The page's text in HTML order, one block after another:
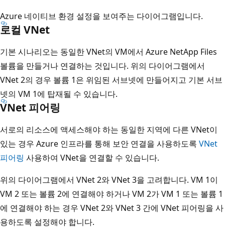
Azure 네이티브 환경 설정을 보여주는 다이어그램입니다.
로컬 VNet
기본 시나리오는 동일한 VNet의 VM에서 Azure NetApp Files
볼륨을 만들거나 연결하는 것입니다. 위의 다이어그램에서
VNet 2의 경우 볼륨 1은 위임된 서브넷에 만들어지고 기본 서브
넷의 VM 1에 탑재될 수 있습니다.
VNet 피어링
서로의 리소스에 액세스해야 하는 동일한 지역에 다른 VNet이
있는 경우 Azure 인프라를 통해 보안 연결을 사용하도록 VNet
피어링 사용하여 VNet을 연결할 수 있습니다.
위의 다이어그램에서 VNet 2와 VNet 3을 고려합니다. VM 1이
VM 2 또는 볼륨 2에 연결해야 하거나 VM 2가 VM 1 또는 볼륨 1
에 연결해야 하는 경우 VNet 2와 VNet 3 간에 VNet 피어링을 사
용하도록 설정해야 합니다.